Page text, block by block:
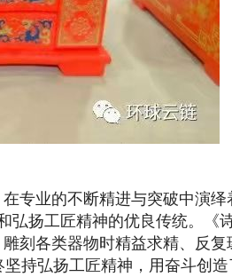
专业的不断精进与突破中演绎
弘扬工匠精神的优良传统。《
刻各类器物时精益求精、反复
持弘扬工匠精神，用奋斗创造